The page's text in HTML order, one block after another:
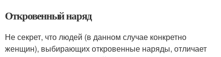
Откровенный наряд
Не секрет, что людей (в данном случае конкретно
женщин), выбирающих откровенные наряды, отличает